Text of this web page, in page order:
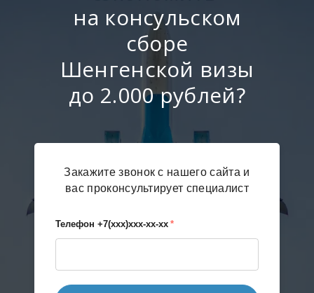
на консульском
сборе
Шенгенской визы
до 2.000 рублей?
Закажите звонок с нашего сайта и
вас проконсультирует специалист
Телефон +7(xxx)xxx-xx-xx *